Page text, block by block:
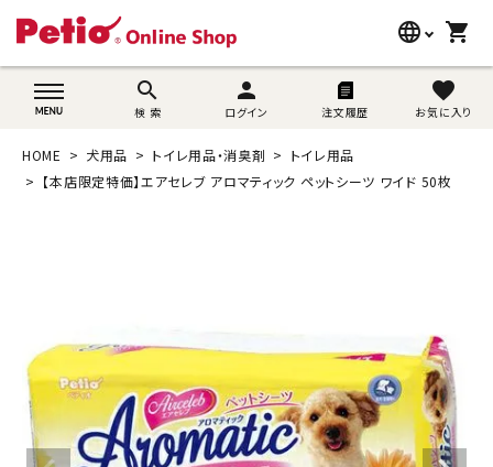
language
wovn-lang-name
shopping_cart
search
検 索
person
ログイン 注文履歴
favorite
お気に入り
search
猫用品
目的別に探す
SNS
ご利用案内
HOME 犬用品 トイレ用品・消臭剤
トイレ用品
【本店限定特価】エアセレブ アロマティック ペットシーツ ワイド 50枚